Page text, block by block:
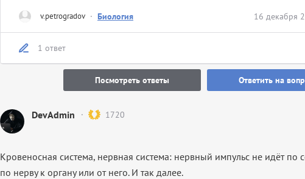
v.petrogradov · Биология 16 декабря
1 ответ
Посмотреть ответы Ответить на
DevAdmin 1720
Кровеносная система, нервная система: нервный импульс не идёт по
по нерву к органу или от него. И так далее.